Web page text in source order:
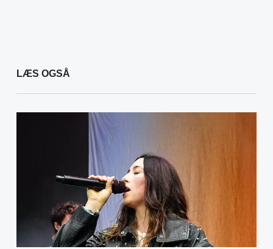
LÆS OGSÅ